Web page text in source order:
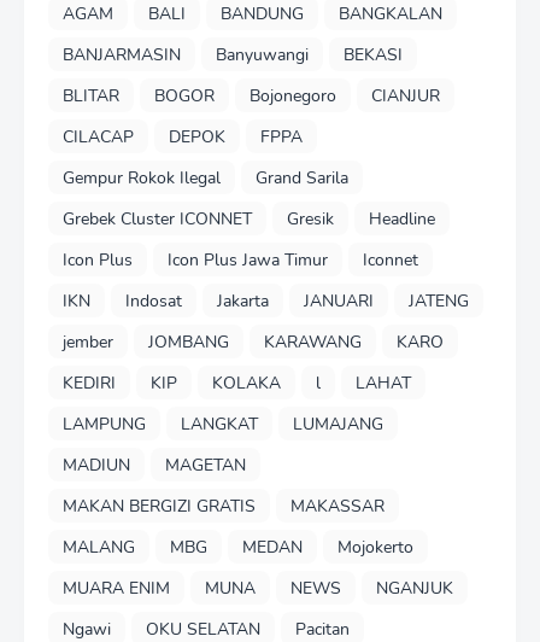
AGAM BALI BANDUNG
BANGKALAN
BANJARMASIN
Banyuwangi
BEKASI
BLITAR
BOGOR Bojonegoro
CIANJUR
CILACAP
DEPOK
FPPA
Gempur Rokok Ilegal
Grand Sarila
Grebek Cluster ICONNET
Gresik
Headline
Icon Plus
Icon Plus Jawa Timur
Iconnet
IKN
Indosat Jakarta JANUARI
JATENG
jember
JOMBANG KARAWANG
KARO
KEDIRI
KIP KOLAKA l
LAHAT
LAMPUNG
LANGKAT
LUMAJANG
MADIUN
MAGETAN
MAKAN BERGIZI GRATIS
MAKASSAR
MALANG
MBG MEDAN
Mojokerto
MUARA ENIM
MUNA NEWS
NGANJUK
Ngawi
OKU SELATAN
Pacitan